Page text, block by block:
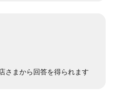
さまから回答を得られます